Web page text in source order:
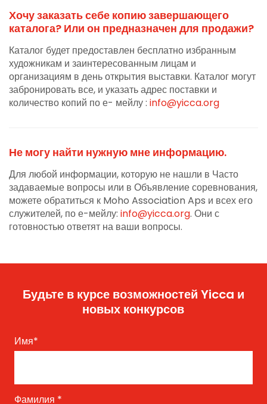
Хочу заказать себе копию завершающего
каталога? Или он предназначен для продажи?
Каталог будет предоставлен бесплатно избранным
художникам и заинтересованным лицам и
организациям в день открытия выставки. Каталог могут
забронировать все, и указать адрес поставки и
количество копий по е- мейлу : info@yicca.org
Не могу найти нужную мне информацию.
Для любой информации, которую не нашли в Часто
задаваемые вопросы или в Объявление соревнования,
можете обратиться к Moho Association Aps и всех его
служителей, по е-мейлу: info@yicca.org. Они с
готовностью ответят на ваши вопросы.
Будьте в курсе возможностей Yicca и
новых конкурсов
Имя*
Фамилия *